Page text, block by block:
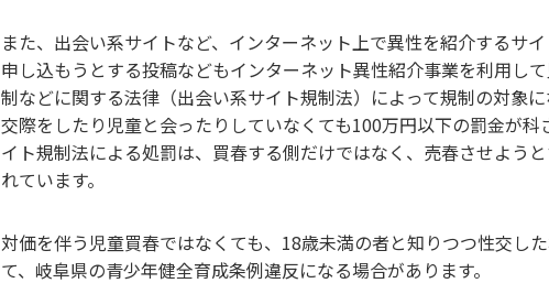
また、出会い系サイトなど、インターネット上で異性を紹介するサ
申し込もうとする投稿などもインターネット異性紹介事業を利用し
制などに関する法律（出会い系サイト規制法）によって規制の対象
交際をしたり児童と会ったりしていなくても100万円以下の罰金が科
イト規制法による処罰は、買春する側だけではなく、売春させよう
れています。
対価を伴う児童買春ではなくても、18歳未満の者と知りつつ性交し
て、岐阜県の青少年健全育成条例違反になる場合があります。